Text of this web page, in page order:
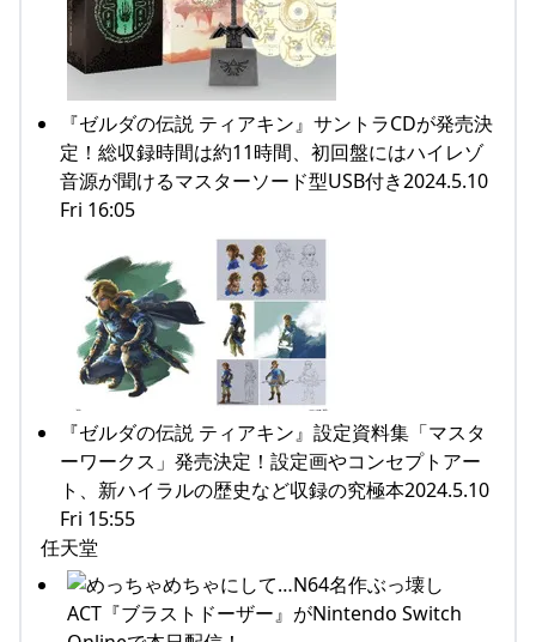
『ゼルダの伝説 ティアキン』サントラCDが発売決
定！総収録時間は約11時間、初回盤にはハイレゾ
音源が聞けるマスターソード型USB付き2024.5.10
Fri 16:05
『ゼルダの伝説 ティアキン』設定資料集「マスタ
ーワークス」発売決定！設定画やコンセプトアー
ト、新ハイラルの歴史など収録の究極本2024.5.10
Fri 15:55
任天堂